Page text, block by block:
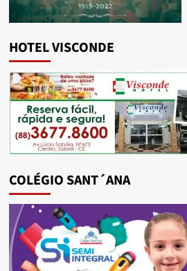
HOTEL VISCONDE
COLÉGIO SANT´ANA